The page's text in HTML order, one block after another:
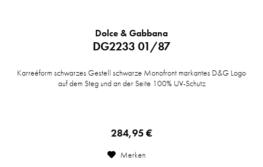
Dolce & Gabbana
DG2233 01/87
Karreéform schwarzes Gestell schwarze Monofront markantes D&G Logo
auf dem Steg und an der Seite 100% UV-Schutz
284,95 €
Merken